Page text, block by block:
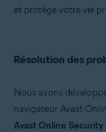
et protège votre vie
Résolution des
Nous avons
navigateur Avast
Avast Online Security